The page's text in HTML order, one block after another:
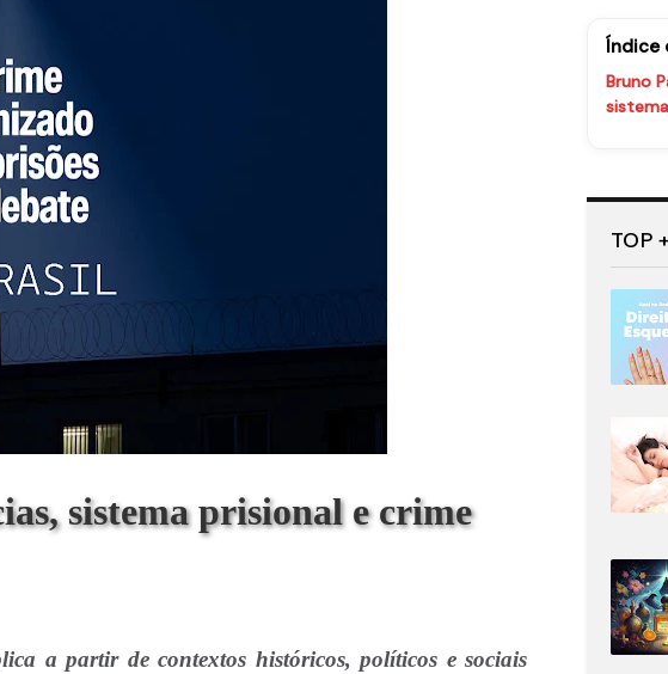
sistema prisional e crime
a partir de contextos históricos, políticos e sociais
Índice
Bruno
TOP